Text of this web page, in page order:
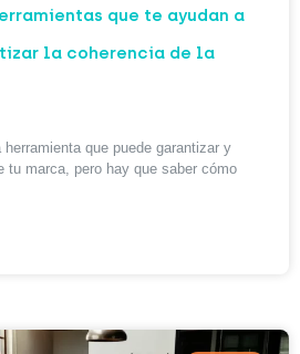
que te ayudan a
la coherencia de la
que puede garantizar y
tu marca, pero hay que saber cómo